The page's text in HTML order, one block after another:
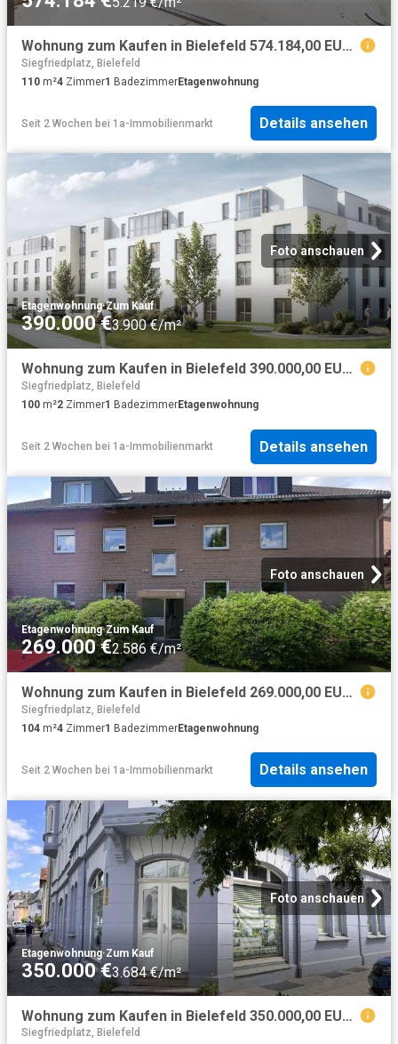
Wohnung zum Kaufen in Bielefeld 574.184,00 EUR 110.42 m²
Siegfriedplatz, Bielefeld
110 m²4 Zimmer1 BadezimmerEtagenwohnung
Seit 2 Wochen bei 1a-Immobilienmarkt Details ansehen
Foto anschauen
Etagenwohnung·Zum Kauf
390.000 €3.900 €/m²
Wohnung zum Kaufen in Bielefeld 390.000,00 EUR 100 m²
Siegfriedplatz, Bielefeld
100 m²2 Zimmer1 BadezimmerEtagenwohnung
Seit 2 Wochen bei 1a-Immobilienmarkt Details ansehen
Foto anschauen
Etagenwohnung·Zum Kauf
269.000 €2.586 €/m²
Wohnung zum Kaufen in Bielefeld 269.000,00 EUR 104 m²
Siegfriedplatz, Bielefeld
104 m²4 Zimmer1 BadezimmerEtagenwohnung
Seit 2 Wochen bei 1a-Immobilienmarkt Details ansehen
Foto anschauen
Etagenwohnung·Zum Kauf
350.000 €3.684 €/m²
Wohnung zum Kaufen in Bielefeld 350.000,00 EUR 95 m²
Siegfriedplatz, Bielefeld